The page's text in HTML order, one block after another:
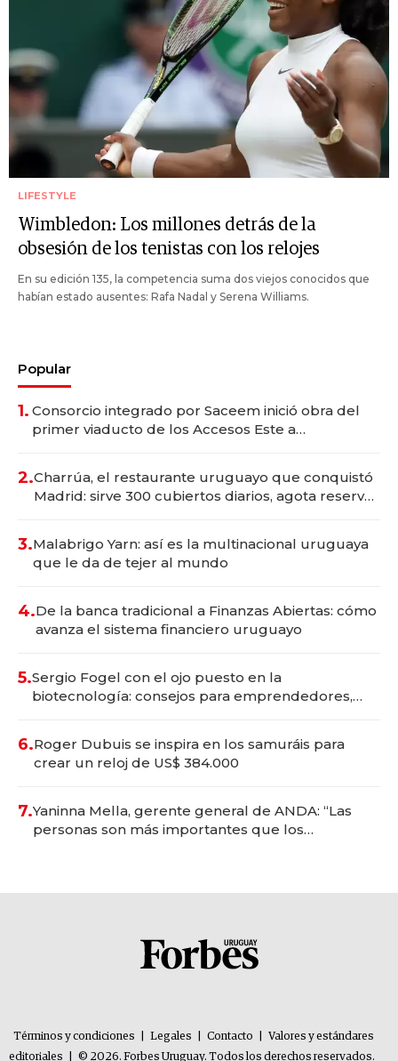
LIFESTYLE
Wimbledon: Los millones detrás de la
obsesión de los tenistas con los relojes
En su edición 135, la competencia suma dos viejos conocidos que
habían estado ausentes: Rafa Nadal y Serena Williams.
Popular
1. Consorcio integrado por Saceem inició obra del
primer viaducto de los Accesos Este a
2.Charrúa, el restaurante uruguayo que conquistó
Madrid: sirve 300 cubiertos diarios, agota reservas
3.Malabrigo Yarn: así es la multinacional uruguaya
que le da de tejer al mundo
4.De la banca tradicional a Finanzas Abiertas: cómo
avanza el sistema financiero uruguayo
5.Sergio Fogel con el ojo puesto en la
biotecnología: consejos para emprendedores,
6.Roger Dubuis se inspira en los samuráis para
crear un reloj de US$ 384.000
7.Yaninna Mella, gerente general de ANDA: “Las
personas son más importantes que los
Términos y condiciones Legales Contacto
Valores y estándares
editoriales
© 2026. Forbes Uruguay. Todos los derechos reservados.